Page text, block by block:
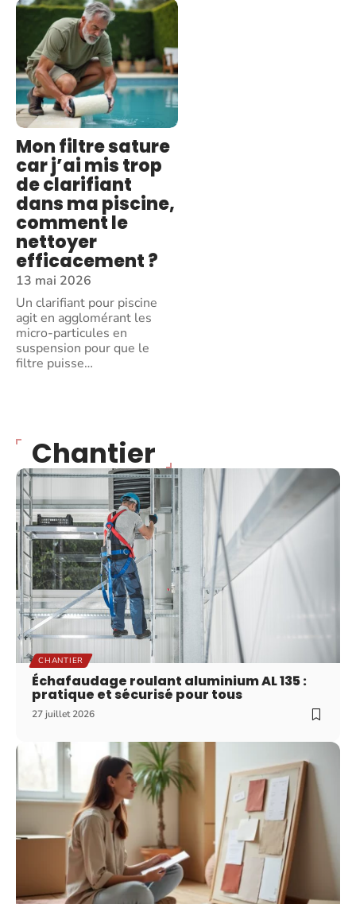
Mon filtre sature
car j’ai mis trop
de clarifiant
dans ma piscine,
comment le
nettoyer
efficacement ?
13 mai 2026
Un clarifiant pour piscine
agit en agglomérant les
micro-particules en
suspension pour que le
filtre puisse…
Chantier
CHANTIER
Échafaudage roulant aluminium AL 135 :
pratique et sécurisé pour tous
27 juillet 2026